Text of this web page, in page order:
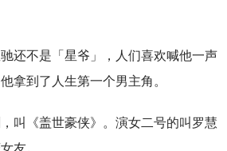
还不是「星爷」，人们喜欢喊他一声
拿到了人生第一个男主角。
叫《盖世豪侠》。演女二号的叫罗慧
友。